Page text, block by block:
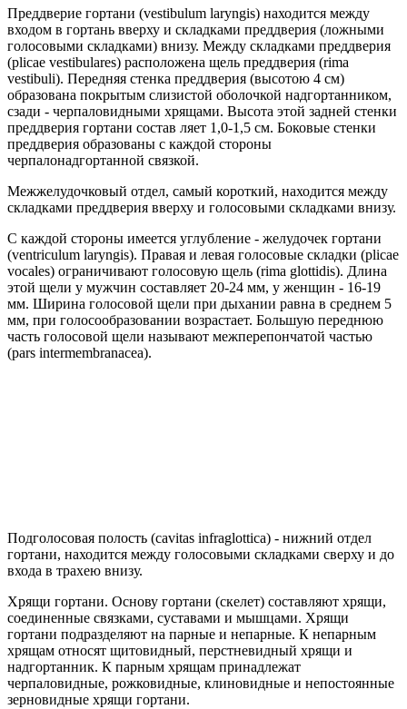
Преддверие гортани (vestibulum laryngis) находится между
входом в гортань вверху и складками преддверия (ложными
голосовыми складками) внизу. Между складками преддверия
(plicae vestibulares) расположена щель преддверия (rima
vestibuli). Передняя стенка преддверия (высотою 4 см)
образована покрытым слизистой оболочкой надгортанником,
сзади - черпаловидными хрящами. Высота этой задней стенки
преддверия гортани состав ляет 1,0-1,5 см. Боковые стенки
преддверия образованы с каждой стороны
черпалонадгортанной связкой.
Межжелудочковый отдел, самый короткий, находится между
складками преддверия вверху и голосовыми складками внизу.
С каждой стороны имеется углубление - желудочек гортани
(ventriculum laryngis). Правая и левая голосовые складки (plicae
vocales) ограничивают голосовую щель (rima glottidis). Длина
этой щели у мужчин составляет 20-24 мм, у женщин - 16-19
мм. Ширина голосовой щели при дыхании равна в среднем 5
мм, при голосообразовании возрастает. Большую переднюю
часть голосовой щели называют межперепончатой частью
(pars intermembranacea).
Подголосовая полость (cavitas infraglottica) - нижний отдел
гортани, находится между голосовыми складками сверху и до
входа в трахею внизу.
Хрящи гортани. Основу гортани (скелет) составляют хрящи,
соединенные связками, суставами и мышцами. Хрящи
гортани подразделяют на парные и непарные. К непарным
хрящам относят щитовидный, перстневидный хрящи и
надгортанник. К парным хрящам принадлежат
черпаловидные, рожковидные, клиновидные и непостоянные
зерновидные хрящи гортани.